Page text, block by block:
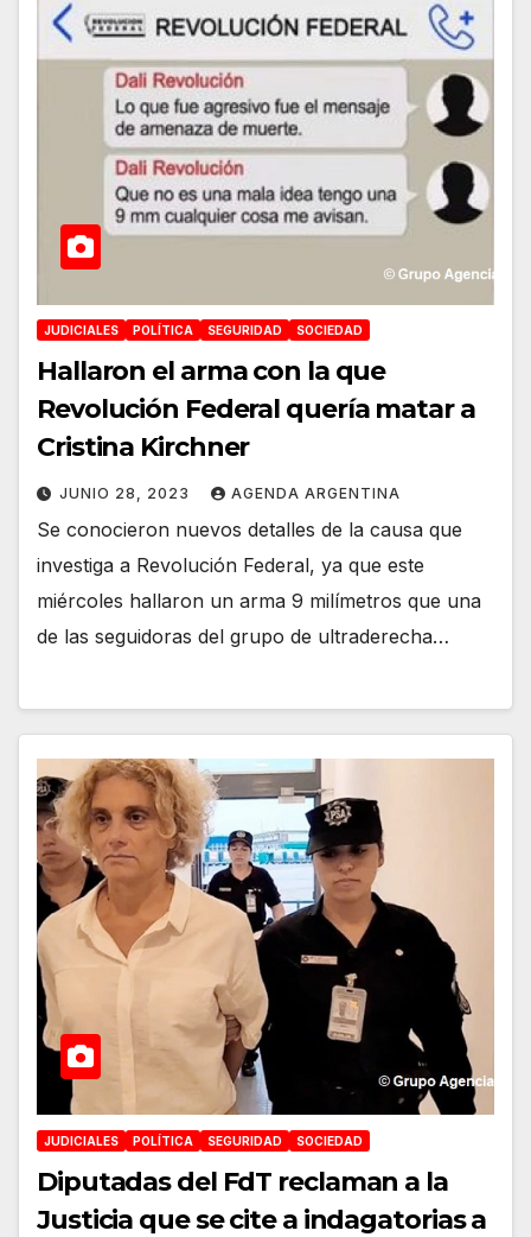
JUDICIALES POLÍTICA SEGURIDAD SOCIEDAD
Hallaron el arma con la que
Revolución Federal quería matar a
Cristina Kirchner
JUNIO 28, 2023 AGENDA ARGENTINA
Se conocieron nuevos detalles de la causa que
investiga a Revolución Federal, ya que este
miércoles hallaron un arma 9 milímetros que una
de las seguidoras del grupo de ultraderecha…
JUDICIALES POLÍTICA SEGURIDAD SOCIEDAD
Diputadas del FdT reclaman a la
Justicia que se cite a indagatorias a